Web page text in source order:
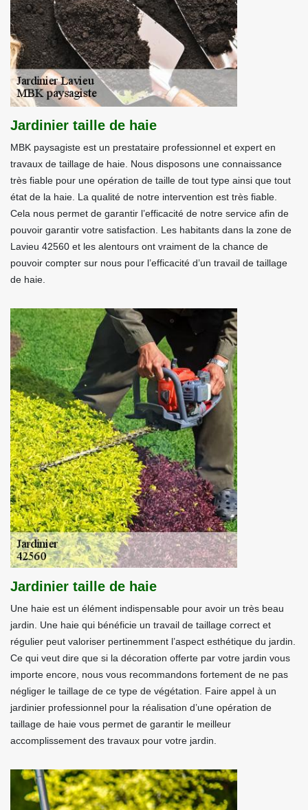
Jardinier taille de haie
MBK paysagiste est un prestataire professionnel et expert en
travaux de taillage de haie. Nous disposons une connaissance
très fiable pour une opération de taille de tout type ainsi que tout
état de la haie. La qualité de notre intervention est très fiable.
Cela nous permet de garantir l’efficacité de notre service afin de
pouvoir garantir votre satisfaction. Les habitants dans la zone de
Lavieu 42560 et les alentours ont vraiment de la chance de
pouvoir compter sur nous pour l’efficacité d’un travail de taillage
de haie.
Jardinier taille de haie
Une haie est un élément indispensable pour avoir un très beau
jardin. Une haie qui bénéficie un travail de taillage correct et
régulier peut valoriser pertinemment l’aspect esthétique du jardin.
Ce qui veut dire que si la décoration offerte par votre jardin vous
importe encore, nous vous recommandons fortement de ne pas
négliger le taillage de ce type de végétation. Faire appel à un
jardinier professionnel pour la réalisation d’une opération de
taillage de haie vous permet de garantir le meilleur
accomplissement des travaux pour votre jardin.